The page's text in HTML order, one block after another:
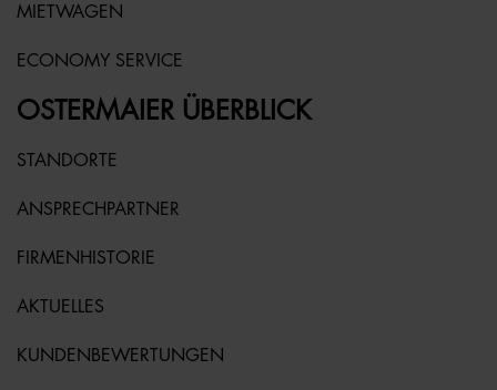
MIETWAGEN
ECONOMY SERVICE
OSTERMAIER ÜBERBLICK
STANDORTE
ANSPRECHPARTNER
FIRMENHISTORIE
AKTUELLES
KUNDENBEWERTUNGEN